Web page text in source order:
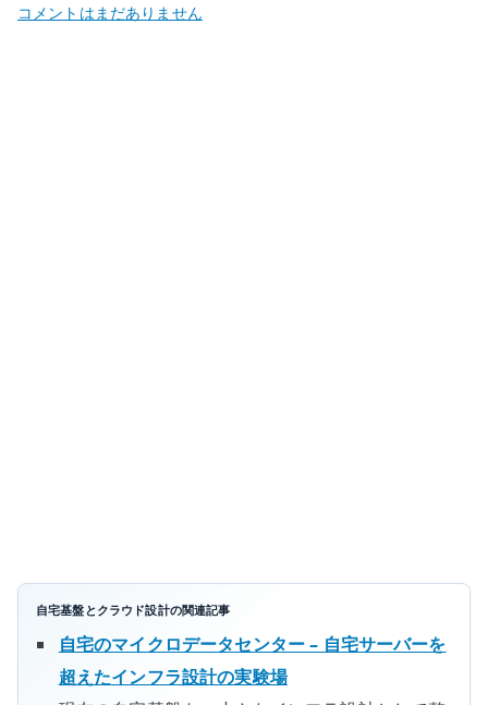
自
マ
コメントはまだありません
自宅基盤とクラウド設計の関連記事
自宅のマイクロデータセンター – 自宅サーバーを
超えたインフラ設計の実験場